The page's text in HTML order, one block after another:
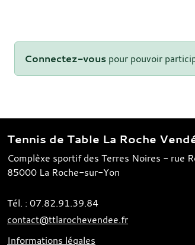
Connectez-vous pour pouvoir
Tennis de Table La Roche
Complèxe sportif des Terres Noires - rue
85000 La Roche-sur-Yon
Tél. : 07.82.91.39.84
contact@ttlarochevendee.fr
Informations légales